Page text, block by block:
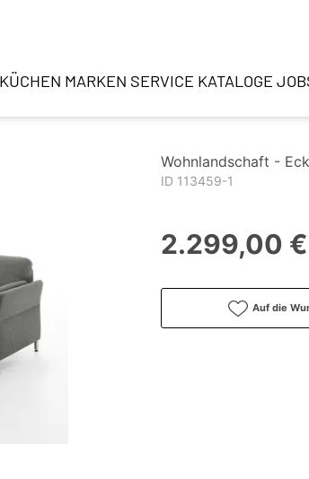
KÜCHEN MARKEN SERVICE KATALOGE
Wohnlandschaft -
ID 113459-1
2.299,00
Auf die